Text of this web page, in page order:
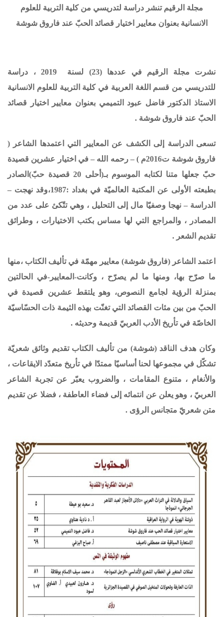
مجلة الرقيم تنشر دراسة لتدريسي من كلية التربية للعلوم
الانسانية بعنوان معايير اختيار قصائد الحبّ عند فاروق شوشة
نشرت مجلة الرقيم في عددها (23) لسنة 2019
، دراسة
للتدريسي من قسم اللغة العربية في كلية التربية للعلوم الانسانية
الاستاذ الدكتور فاضل عبود التميمي بعنوان معايير اختيار قصائد
الحبّ عند فاروق شوشة .
تسعى الدراسة إلى الكشف عن المعايير التي اعتمدها الشاعر (
فاروق شوشة ت2016م ) – رحمه الله – في اختيار عشرين قصيدة
حبّ جعلها متنا لكتابه الموسوم بـ(أحلى 20 قصيدة حبّ)الصادر
بطبعته الأولى عن المكتبة العالميّة في بغداد :1987،وقد نهجت –
الدراسة – نهجا وصفيّا مال إلى التحليل ، وهي تتّكئ على عدد من
المصادر ، والمراجع التي لها مساس بكتب الاختيارات ، وطرائق
تقديم الشعر .
اعتمد الشاعر (فاروق شوشة) معايير مهمّة في تأليف الكتاب ،منها
ما صرّح بها، ومنها ما لم يصرّح ، وكانت-المعايير-في الحالتين
بمنزلة الرؤية لجامع النصوص، وهو يلتقط عشرين قصيدة في
الحبّ من بين مئات القصائد التي تغنّت بهذه الثيمة ذات الحسّاسيّة
الخاصّة في تأريخ الأدب العربيّ قديمة وحديثه .
وكان هدف الناقد (شوشة) من تأليف الكتاب تقديم وثائق شعريّة
تشكّل في مجموعها لحنا أساسيّا ممتدّا في تأريخ متعدّد الايقاعات ،
والأنغام ، متنوع المقامات ، والضروب يعبّر عن تجربة الشاعر
العربيّ ، وهو يعلن عن انتمائه إلى فضاء العاطفة ، فضلا عن تقديم
متن شعريّ متجانس الرؤى .